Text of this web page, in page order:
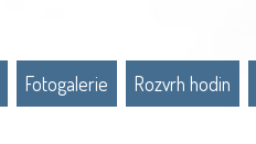
Fotogalerie Rozvrh hodin